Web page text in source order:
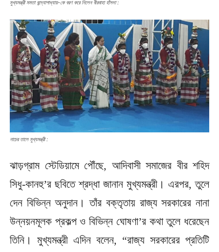
মুখ্যমন্ত্রী মমতা বন্দ্যোপাধ্যায়-কে বরণ করে নিলেন বীরবাহা হাঁসদা :
নাচের তালে মুখ্যমন্ত্রী :
ঝাড়গ্রাম স্টেডিয়ামে পৌঁছে, আদিবাসী সমাজের বীর শহিদ
সিধু-কানহু’র ছবিতে শ্রদ্ধা জানান মুখ্যমন্ত্রী। এরপর, তুলে
দেন বিভিন্ন অনুদান। তাঁর বক্তৃতায় রাজ্য সরকারের নানা
উন্নয়নমূলক প্রকল্প ও বিভিন্ন ঘোষণা’র কথা তুলে ধরেছেন
তিনি। মুখ্যমন্ত্রী এদিন বলেন, “রাজ্য সরকারের প্রতিটি